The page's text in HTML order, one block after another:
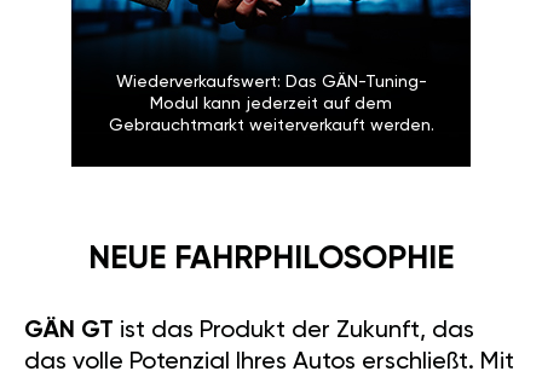
Wiederverkaufswert: Das GÄN-Tuning-
Modul kann jederzeit auf dem
Gebrauchtmarkt weiterverkauft werden.
NEUE FAHRPHILOSOPHIE
GÄN GT ist das Produkt der Zukunft, das
das volle Potenzial Ihres Autos erschließt. Mit